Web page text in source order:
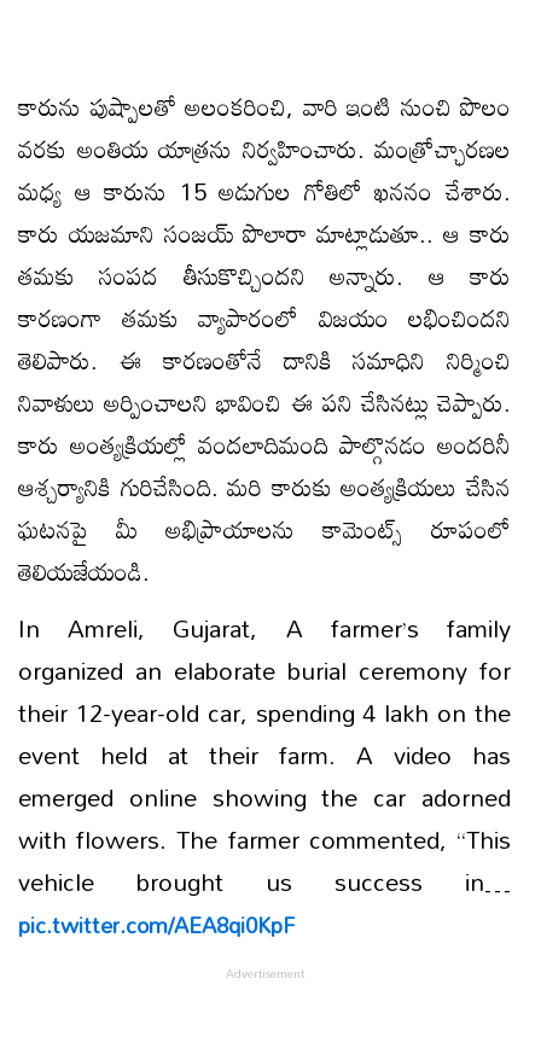
కారును పుష్పాలతో అలంకరించి, వారి ఇంటి నుంచి పొలం
వరకు అంతియ యాత్రను నిర్వహించారు. మంత్రోచ్ఛారణల
మధ్య ఆ కారును 15 అడుగుల గోతిలో ఖననం చేశారు.
కారు యజమాని సంజయ్ పొలారా మాట్లాడుతూ.. ఆ కారు
తమకు సంపద తీసుకొచ్చిందని అన్నారు. ఆ కారు
కారణంగా తమకు వ్యాపారంలో విజయం లభించిందని
తెలిపారు. ఈ కారణంతోనే దానికి సమాధిని నిర్మించి
నివాళులు అర్పించాలని భావించి ఈ పని చేసినట్లు చెప్పారు.
కారు అంత్యక్రియల్లో వందలాదిమంది పాల్గొనడం అందరినీ
ఆశ్చర్యానికి గురిచేసింది. మరి కారుకు అంత్యక్రియలు చేసిన
ఘటనపై మీ అభిప్రాయాలను కామెంట్స్ రూపంలో
తెలియజేయండి.
In Amreli, Gujarat, A farmer’s family
organized an elaborate burial ceremony for
their 12-year-old car, spending 4 lakh on the
event held at their farm. A video has
emerged online showing the car adorned
with flowers. The farmer commented, “This
vehicle brought us success in…
pic.twitter.com/AEA8qi0KpF